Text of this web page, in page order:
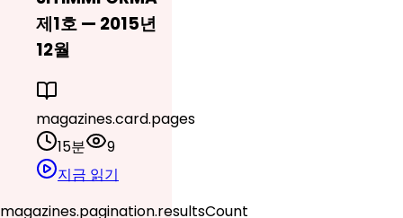
제1호 — 2015년
12월
magazines.card.pages
15분
9
지금 읽기
magazines.pagination.resultsCount